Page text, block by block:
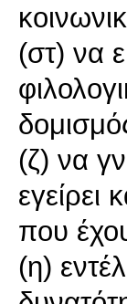
(στ) να
(ζ) να
εγείρει
που
(η)